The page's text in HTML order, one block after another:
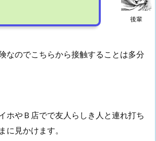
後輩
なのでこちらから接触することは多分
ホやＢ店でで友人らしき人と連れ打ち
に見かけます。